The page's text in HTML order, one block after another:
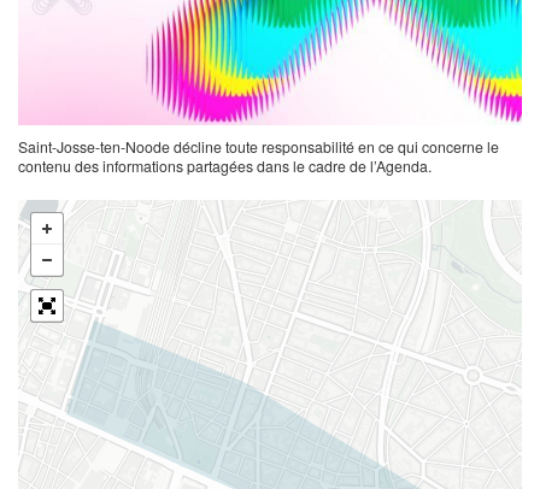
Saint-Josse-ten-Noode décline toute responsabilité en ce qui concerne le
contenu des informations partagées dans le cadre de l’Agenda.